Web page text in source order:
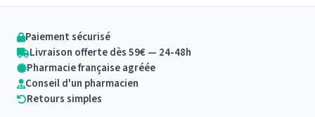
Paiement sécurisé
Livraison offerte dès 59€ — 24-48h
Pharmacie française agréée
Conseil d'un pharmacien
Retours simples